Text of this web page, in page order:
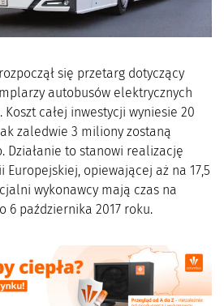
się przetarg dotyczący
autobusów elektrycznych
całej inwestycji wyniesie 20
zaledwie 3 miliony zostaną
Działanie to stanowi realizację
Europejskiej, opiewającej aż na 17,5
wykonawcy mają czas na
6 października 2017 roku.